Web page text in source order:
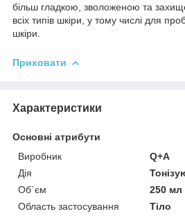
більш гладкою, зволоженою та
всіх типів шкіри, у тому числі для
шкіри.
Приховати
Характеристики
Основні атрибути
Виробник
Q+A
Дія
Об`єм
250 мл
Область застосування
Тіло